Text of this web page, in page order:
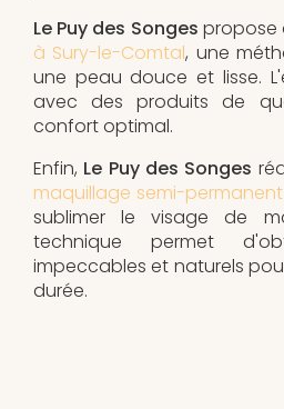
Le Puy des Songes propose
à Sury-le-Comtal, une
une peau douce et lisse.
avec des produits de
confort optimal.
Enfin, Le Puy des Songes
maquillage semi-
sublimer le visage de
technique permet
impeccables et naturels
durée.